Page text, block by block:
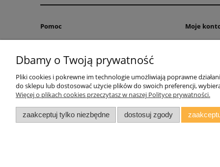
Pomoc
Regulamin
Moje
Dbamy o Twoją prywatność
Pliki cookies i pokrewne im technologie umożliwiają poprawne
do sklepu lub dostosować użycie plików do swoich preferencji,
Więcej o plikach cookies przeczytasz w naszej Polityce prywatności.
zaakceptuj tylko niezbędne dostosuj zgody